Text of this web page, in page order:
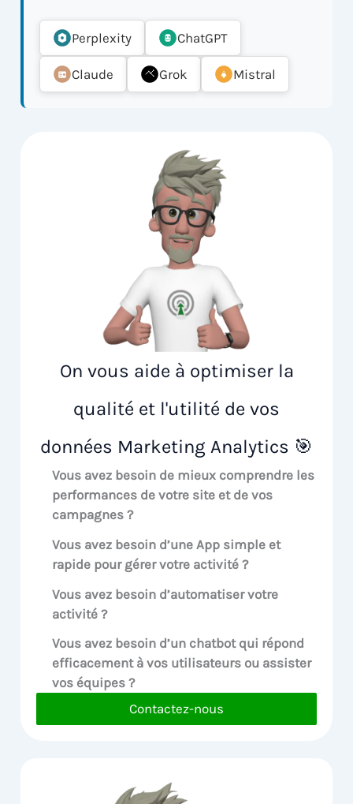
Perplexity ChatGPT
Claude Grok Mistral
On vous aide à optimiser la
qualité et l'utilité de vos
données Marketing Analytics 🎯
Vous avez besoin de mieux comprendre les
performances de votre site et de vos
campagnes ?
Vous avez besoin d’une App simple et
rapide pour gérer votre activité ?
Vous avez besoin d’automatiser votre
activité ?
Vous avez besoin d’un chatbot qui répond
efficacement à vos utilisateurs ou assister
vos équipes ?
Contactez-nous